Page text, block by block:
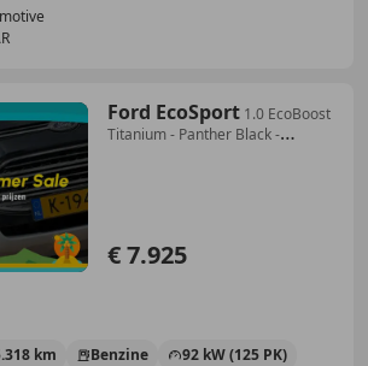
Ford EcoSport 1.0 EcoBoost
Titanium - Panther Black -
€ 7.925
km Benzine
92 kW (125 PK)